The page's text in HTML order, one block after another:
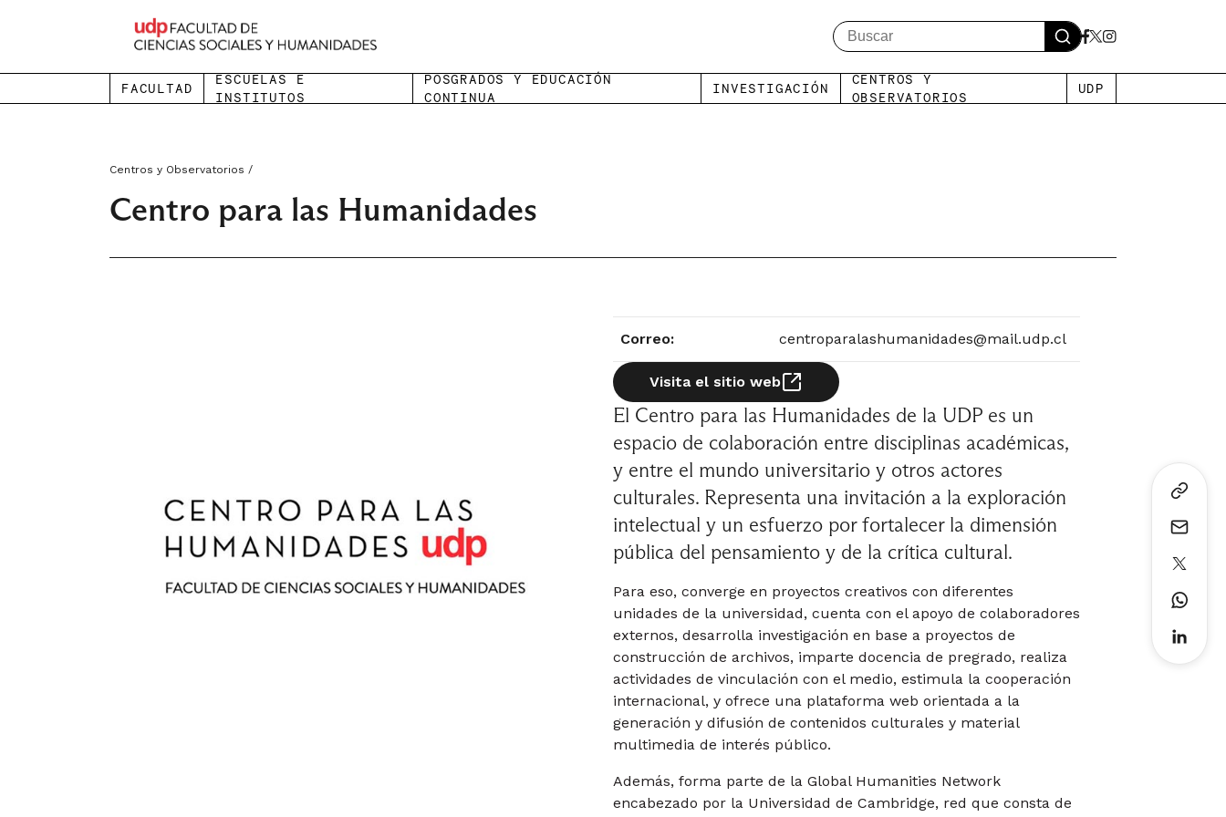
Search
FACULTAD
ESCUELAS E
INSTITUTOS
POSGRADOS Y EDUCACIÓN
CONTINUA
INVESTIGACIÓN
CENTROS Y
OBSERVATORIOS
UDP
Centros y Observatorios /
Centro para las Humanidades
Correo: centroparalashumanidades@mail.udp.cl
Visita el sitio web
El Centro para las Humanidades de la UDP es un
espacio de colaboración entre disciplinas académicas,
y entre el mundo universitario y otros actores
culturales. Representa una invitación a la exploración
intelectual y un esfuerzo por fortalecer la dimensión
pública del pensamiento y de la crítica cultural.
Para eso, converge en proyectos creativos con diferentes
unidades de la universidad, cuenta con el apoyo de colaboradores
externos, desarrolla investigación en base a proyectos de
construcción de archivos, imparte docencia de pregrado, realiza
actividades de vinculación con el medio, estimula la cooperación
internacional, y ofrece una plataforma web orientada a la
generación y difusión de contenidos culturales y material
multimedia de interés público.
Además, forma parte de la Global Humanities Network
encabezado por la Universidad de Cambridge, red que consta de